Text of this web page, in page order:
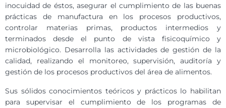
inocuidad de éstos, asegurar el cumplimiento de las buenas
prácticas de manufactura en los procesos productivos,
controlar materias primas, productos intermedios y
terminados desde el punto de vista fisicoquímico y
microbiológico. Desarrolla las actividades de gestión de la
calidad, realizando el monitoreo, supervisión, auditoría y
gestión de los procesos productivos del área de alimentos.
Sus sólidos conocimientos teóricos y prácticos lo habilitan
para supervisar el cumplimiento de los programas de